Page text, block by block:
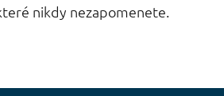
nikdy nezapomenete.